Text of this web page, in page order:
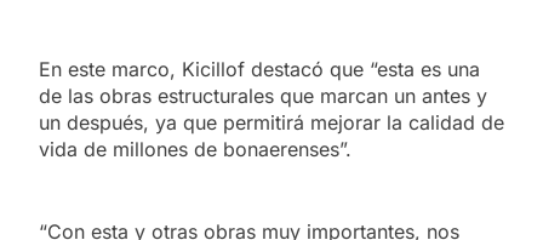
En este marco, Kicillof destacó que “esta es una
de las obras estructurales que marcan un antes y
un después, ya que permitirá mejorar la calidad de
vida de millones de bonaerenses”.
“Con esta y otras obras muy importantes, nos